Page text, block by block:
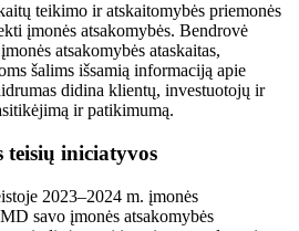
teikimo ir atskaitomybės priemonės
įmonės atsakomybės. Bendrovė
atsakomybės ataskaitas,
šalims išsamią informaciją apie
didina klientų, investuotojų ir
ir patikimumą.
iniciatyvos
2023–2024 m. įmonės
savo įmonės atsakomybės